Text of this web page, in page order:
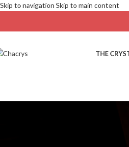
Skip to navigation Skip to main content
THE